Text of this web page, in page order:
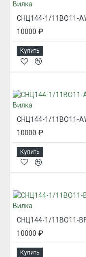
10000 ₽
Купить
10000 ₽
Купить
10000 ₽
Купить